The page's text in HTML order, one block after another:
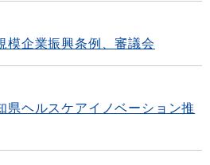
模企業振興条例、審議会
県ヘルスケアイノベーション推